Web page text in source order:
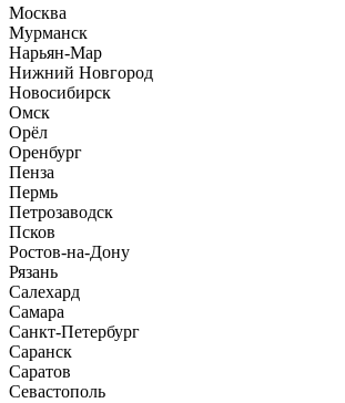
Москва
Мурманск
Нарьян-Мар
Нижний Новгород
Новосибирск
Омск
Орёл
Оренбург
Пенза
Пермь
Петрозаводск
Псков
Ростов-на-Дону
Рязань
Салехард
Самара
Санкт-Петербург
Саранск
Саратов
Севастополь